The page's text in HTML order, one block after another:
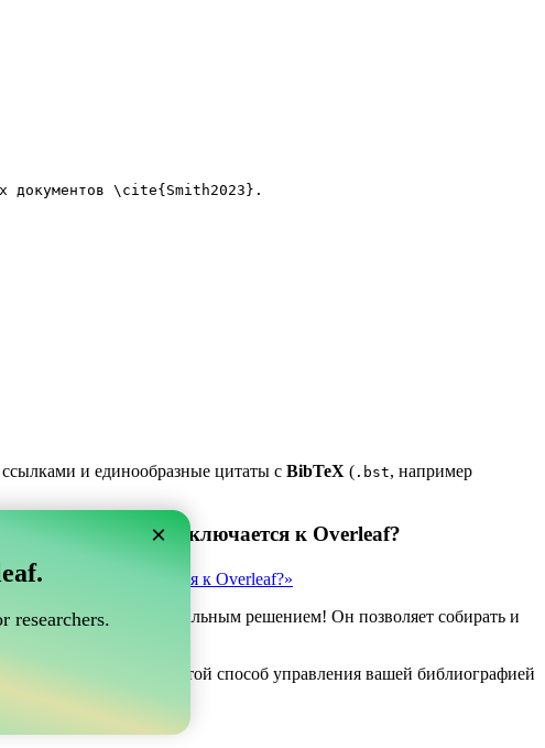
документов \cite{ Smith2023 }.
и единообразные цитаты с BibTeX ( .bst, например
который подключается к Overleaf?
который подключается к Overleaf?»
может быть идеальным решением! Он позволяет собирать и
если вы ищете простой способ управления вашей библиографией
×